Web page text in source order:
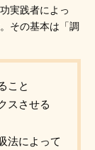
実践者によっ
その基本は「調
こと
スさせる
法によって